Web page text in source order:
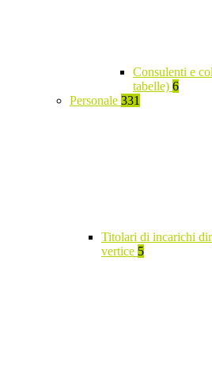
Consulenti e
tabelle) 6
Personale 331
Titolari di incarichi
vertice 5